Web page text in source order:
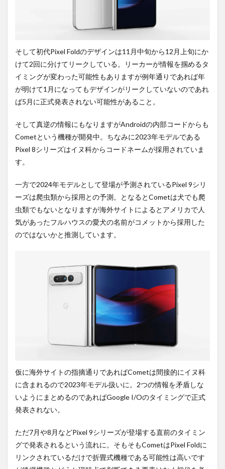
そして初代Pixel Foldのデザインは11月中旬から12月上旬にか
けて2回に分けてリークしている。リーカーが情報を掴めるタ
イミングが変わった可能性もありますが例年通りであれば年
が明けて1月になってもデザインがリークしていないのであれ
ば5月に正式発表されない可能性があること。
そして真逆の情報にもなりますがAndroidの内部コードからも
Cometという機種が開発中。ちなみに2023年モデルである
Pixel 8シリーズはイヌ科からコードネームが採用されていま
す。
一方で2024年モデルとして登場が予測されているPixel 9シリ
ーズは爬虫類から採用との予測。となるとCometは犬でも爬
虫類でもないとなりますが海外サイトによるとアメリカで人
気があったフルハウスの愛犬の名前がコメットから採用した
のではないかと推測しています。
仮に海外サイトの指摘通りであればCometは間接的にイヌ科
に含まれるので2023年モデル扱いに。2つの情報を矛盾しな
いようにまとめるのであればGoogle I/Oのタイミングで正式
発表されない。
ただ7月や8月などPixel 9シリーズが登場する直前のタイミン
グで発表されるという流れに。そもそもCometはPixel Foldに
リンクされているだけで折畳式機種である可能性は高いです